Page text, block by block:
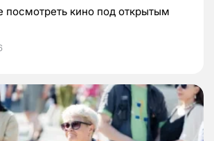
посмотреть кино под открытым